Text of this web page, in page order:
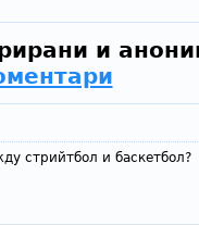
и
стрийтбол и баскетбол?